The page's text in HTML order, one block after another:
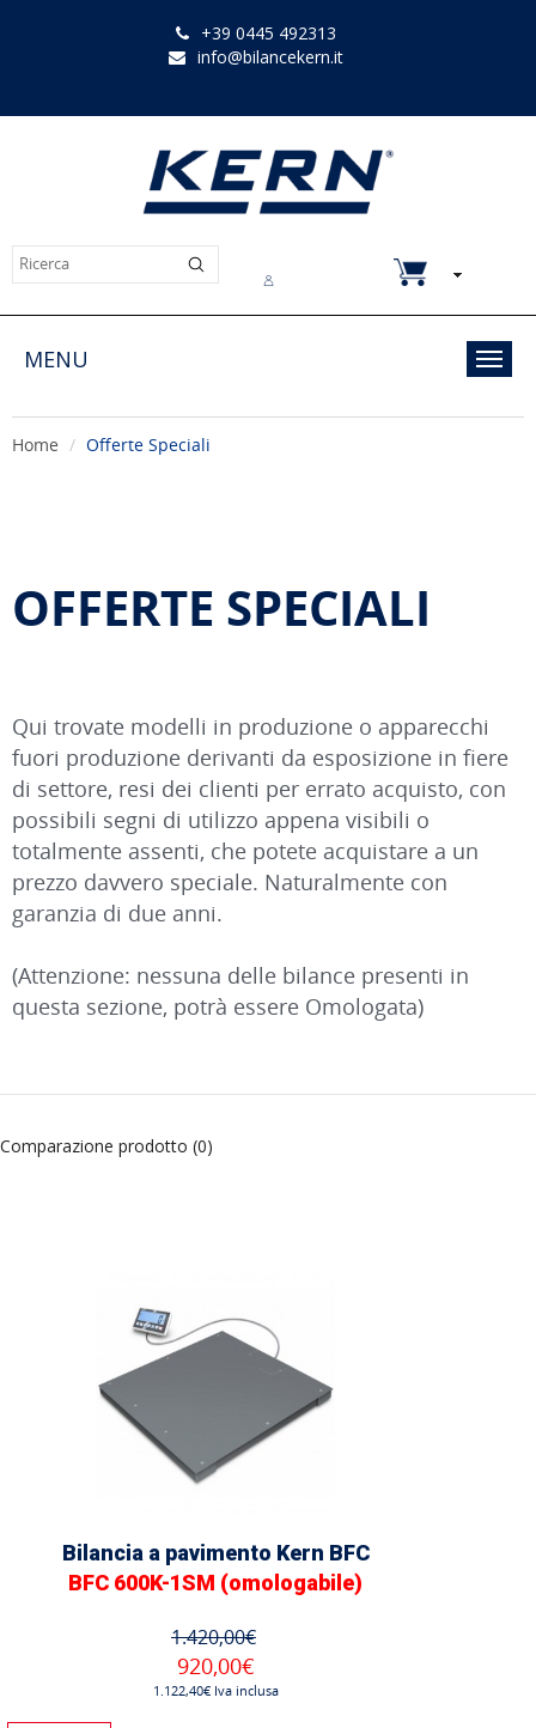
+39 0445 492313
info@bilancekern.it
MENU
Home Offerte Speciali
OFFERTE SPECIALI
Qui trovate modelli in produzione o apparecchi
fuori produzione derivanti da esposizione in fiere
di settore, resi dei clienti per errato acquisto, con
possibili segni di utilizzo appena visibili o
totalmente assenti, che potete acquistare a un
prezzo davvero speciale. Naturalmente con
garanzia di due anni.
(Attenzione: nessuna delle bilance presenti in
questa sezione, potrà essere Omologata) ​
Comparazione prodotto (0)
Bilancia a pavimento Kern BFC
BFC 600K-1SM (omologabile)
1.420,00€
920,00€
1.122,40€ Iva inclusa